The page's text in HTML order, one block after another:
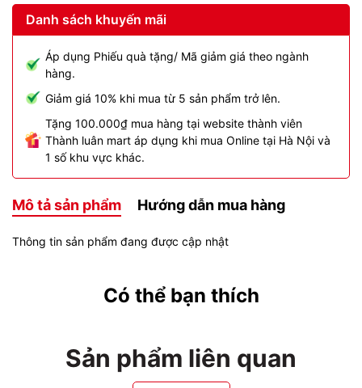
Danh sách khuyến mãi
Áp dụng Phiếu quà tặng/ Mã giảm giá theo ngành
hàng.
Giảm giá 10% khi mua từ 5 sản phẩm trở lên.
Tặng 100.000₫ mua hàng tại website thành viên
Thành luân mart áp dụng khi mua Online tại Hà Nội và
1 số khu vực khác.
Mô tả sản phẩm Hướng dẫn mua hàng
Thông tin sản phẩm đang được cập nhật
Có thể bạn thích
Sản phẩm liên quan